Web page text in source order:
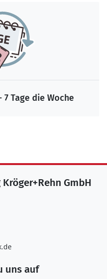
Tage die Woche
GmbH
uns auf